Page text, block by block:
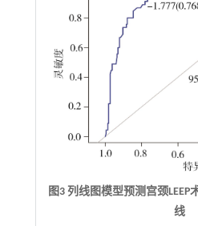
图3 列线图模型预测宫颈LEEP
线